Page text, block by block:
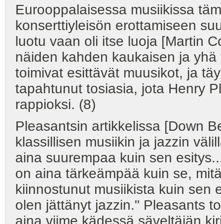
Eurooppalaisessa musiikissa
konserttiyleisön erottamiseen
luotu vaan oli itse luoja [Martin
näiden kahden kaukaisen ja
toimivat esittävät muusikot, ja
tapahtunut tosiasia, jota Henry
rappioksi. (8)
Pleasantsin artikkelissa [Down
klassillisen musiikin ja jazzin
aina suurempaa kuin sen
on aina tärkeämpää kuin se,
kiinnostunut musiikista kuin sen
olen jättänyt jazzin." Pleasants
aina viime kädessä säveltäjän